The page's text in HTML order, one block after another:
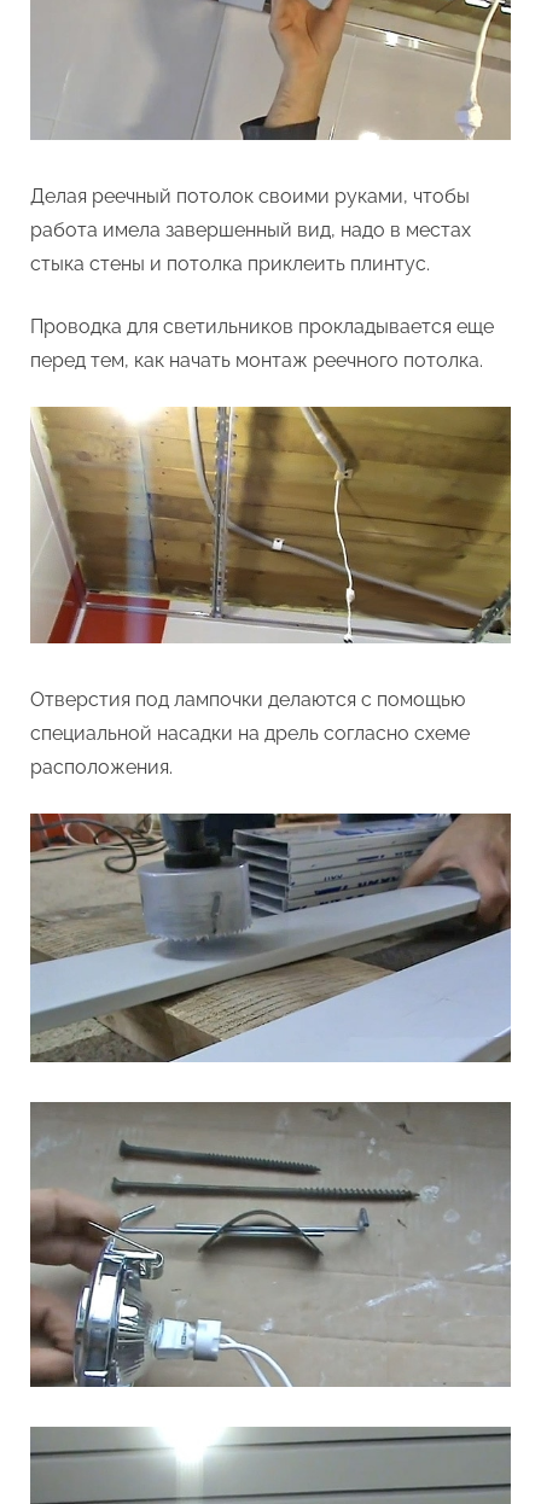
Делая реечный потолок своими руками, чтобы
работа имела завершенный вид, надо в местах
стыка стены и потолка приклеить плинтус.
Проводка для светильников прокладывается еще
перед тем, как начать монтаж реечного потолка.
Отверстия под лампочки делаются с помощью
специальной насадки на дрель согласно схеме
расположения.